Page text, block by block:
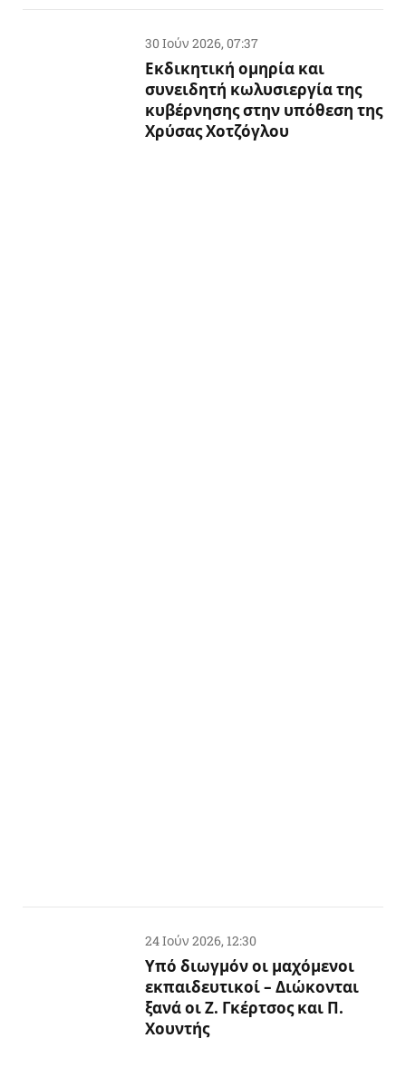
30 Ιούν 2026, 07:37
Εκδικητική ομηρία και
συνειδητή κωλυσιεργία της
κυβέρνησης στην υπόθεση της
Χρύσας Χοτζόγλου
24 Ιούν 2026, 12:30
Υπό διωγμόν οι μαχόμενοι
εκπαιδευτικοί – Διώκονται
ξανά οι Ζ. Γκέρτσος και Π.
Χουντής